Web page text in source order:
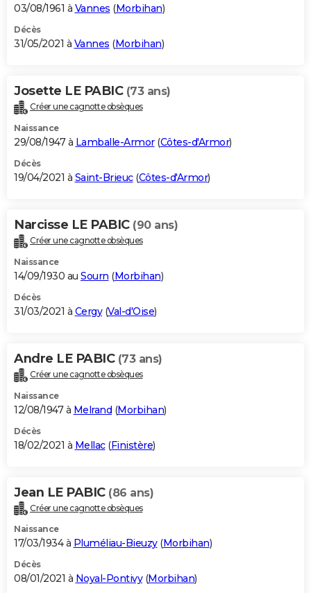
03/08/1961 à Vannes (Morbihan)
Décès
31/05/2021 à Vannes (Morbihan)
Josette LE PABIC (73 ans)
Créer une cagnotte obsèques
Naissance
29/08/1947 à Lamballe-Armor(Côtes-d'Armor)
Décès
19/04/2021 à Saint-Brieuc(Côtes-d'Armor)
Narcisse LE PABIC (90 ans)
Créer une cagnotte obsèques
Naissance
14/09/1930 au Sourn (Morbihan)
Décès
31/03/2021 à Cergy(Val-d'Oise)
Andre LE PABIC (73 ans)
Créer une cagnotte obsèques
Naissance
12/08/1947 à Melrand (Morbihan)
Décès
18/02/2021 à Mellac(Finistère)
Jean LE PABIC (86 ans)
Créer une cagnotte obsèques
Naissance
17/03/1934 à Pluméliau-Bieuzy(Morbihan)
Décès
08/01/2021 à Noyal-Pontivy(Morbihan)